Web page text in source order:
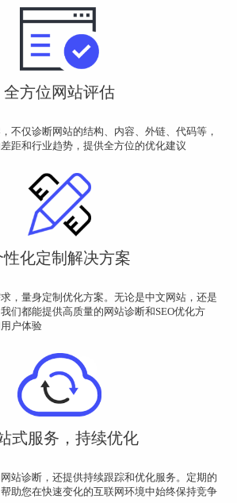
全方位网站评估
不仅诊断网站的结构、内容、外链、代码等，
距和行业趋势，提供全方位的优化建议
性化定制解决方案
，量身定制优化方案。无论是中文网站，还是
们都能提供高质量的网站诊断和SEO优化方
户体验
式服务，持续优化
站诊断，还提供持续跟踪和优化服务。定期的
助您在快速变化的互联网环境中始终保持竞争